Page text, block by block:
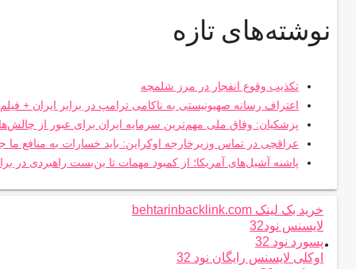
نوشته‌های تازه
تکذیب وقوع انفجار در مرز شلمچه
اعتراف رسانه صهیونیستی به ناکامی ترامپ در برابر ایران + فیلم
پزشکیان: وفاق ملی مهم‌ترین سرمایه ایران برای عبور از
عراقچی در تماس وزیرخارجه اوکراین: باید خسارات به منافع ما
پاشنه آشیل‌های آمریکا؛ از کمبود مهمات تا بن‌بست راهبردی در
.
خرید بک لینک behtarinbacklink.com
لایسنس نود32
پسورد نود 32
اوکلی لایسنس رایگان نود 32